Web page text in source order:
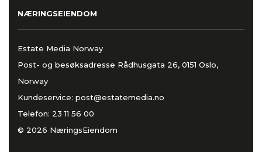
NÆRINGSEIENDOM
Estate Media Norway
Post- og besøksadresse Rådhusgata 26, 0151 Oslo,
Norway
Kundeservice: post@estatemedia.no
Telefon: 23 11 56 00
© 2026 NæringsEiendom